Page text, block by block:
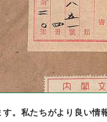
。 私たちがより良い情